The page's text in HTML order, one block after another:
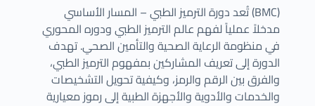
تُعد دورة الترميز الطبي – المسار الأساسي (BMC)
مدخلاً عملياً لفهم عالم الترميز الطبي ودوره المحوري
في منظومة الرعاية الصحية والتأمين الصحي. تهدف
الدورة إلى تعريف المشاركين بمفهوم الترميز الطبي،
والفرق بين الرقم والرمز، وكيفية تحويل التشخيصات
والخدمات والأدوية والأجهزة الطبية إلى رموز معيارية